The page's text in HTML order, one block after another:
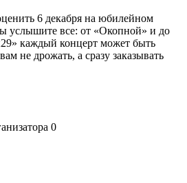
6 декабря на юбилейном
услышите все: от «Окопной» и до
каждый концерт может быть
не дрожать, а сразу заказывать
0